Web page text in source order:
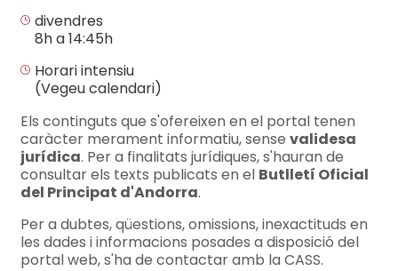
divendres
8h a 14:45h
Horari intensiu
(Vegeu calendari)
Els continguts que s'ofereixen en el portal tenen
caràcter merament informatiu, sense validesa
jurídica. Per a finalitats jurídiques, s'hauran de
consultar els texts publicats en el Butlletí Oficial
del Principat d'Andorra.
Per a dubtes, qüestions, omissions, inexactituds en
les dades i informacions posades a disposició del
portal web, s'ha de contactar amb la CASS.